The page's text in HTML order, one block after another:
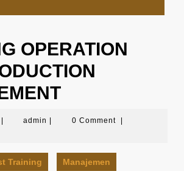
OPERATION
April
admin admin 0 Comment
Training Manajemen